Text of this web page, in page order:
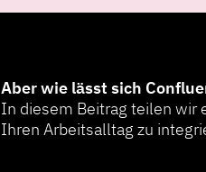
Aber wie lässt sich
In diesem Beitrag teilen wir
Ihren Arbeitsalltag zu